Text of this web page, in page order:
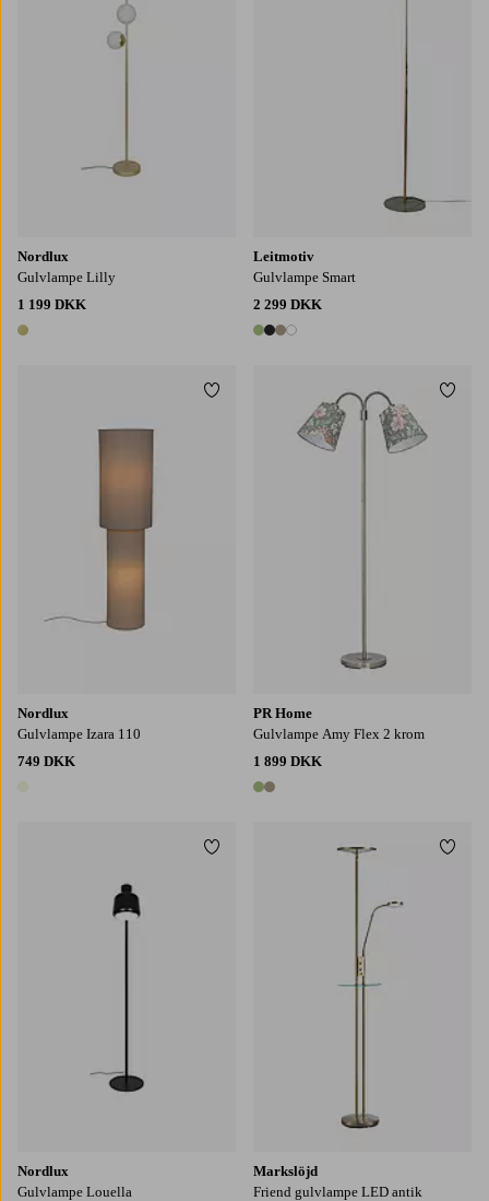
Nordlux
Gulvlampe Lilly
1 199 DKK
1 farve
Leitmotiv
Gulvlampe Smart
2 299 DKK
4 farver
Nordlux
Gulvlampe Izara 110
749 DKK
1 farve
Tilføj til favoritter
PR Home
Gulvlampe Amy Flex 2 krom
1 899 DKK
2 farver
Nordlux
Gulvlampe Louella
Tilføj til favoritter
Markslöjd
Friend gulvlampe LED antik